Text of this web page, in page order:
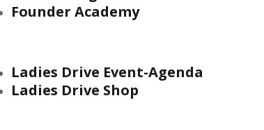
Founder Academy
Ladies Drive Event-Agenda
Ladies Drive Shop